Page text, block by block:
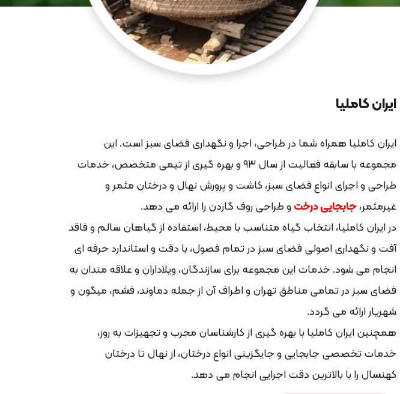
ایران کاملیا
ایران کاملیا همراه شما در طراحی، اجرا و نگهداری فضای سبز است. این
مجموعه با سابقه فعالیت از سال ۹۳ و بهره گیری از تیمی متخصص، خدمات
طراحی و اجرای انواع فضای سبز، کاشت و پرورش نهال و درختان مثمر و
غیرمثمر،جابجایی درختو طراحی روف گاردن را ارائه می دهد.
در ایران کاملیا، انتخاب گیاه متناسب با محیط، استفاده از گیاهان سالم و فاقد
آفت و نگهداری اصولی فضای سبز در تمام فصول، با دقت و استاندارد حرفه ای
انجام می شود. خدمات این مجموعه برای سازندگان، ویلاداران و علاقه مندان به
فضای سبز در تمامی مناطق تهران و اطراف آن از جمله دماوند، فشم، میگون و
شهریار ارائه می گردد.
همچنین ایران کاملیا با بهره گیری از کارشناسان مجرب و تجهیزات به روز،
خدمات تخصصی جابجایی و جایگزینی انواع درختان، از نهال تا درختان
کهنسال را با بالاترین دقت اجرایی انجام می دهد.